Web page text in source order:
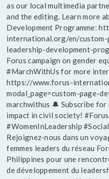
as our local multimedia
and the editing. Learn more
Development Programme:
international.org/en/
leadership-development-
Forus campaign on gender
#MarchWithUs for more
https://www.forus-
modal_page=custom-page-
marchwithus 🔔 Subscribe
impact in civil society!
#WomenInLeadership
Rejoignez-nous dans un
femmes leaders du réseau
Philippines pour une
de développement du